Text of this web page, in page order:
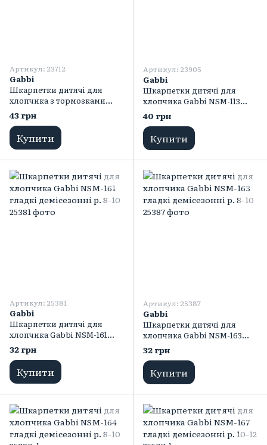
Артикул: 23712
Gabbi
Шкарпетки дитячі для
хлопчика з тормозками
Gabbi NSM-115 гладкі
демісезонні р. 10-12
43 грн
Купити
Артикул: 23905
Gabbi
Шкарпетки дитячі для
хлопчика Gabbi NSM-113
гладкі демісезонні р. 12-14
40 грн
Купити
Артикул: 25381
Gabbi
Шкарпетки дитячі для
хлопчика Gabbi NSM-161
гладкі демісезонні р. 8-10
32 грн
Купити
Артикул: 25387
Gabbi
Шкарпетки дитячі для
хлопчика Gabbi NSM-163
гладкі демісезонні р. 8-10
32 грн
Купити